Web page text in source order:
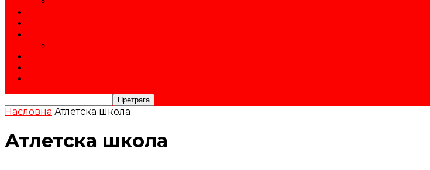
Насловна Атлетска школа
Атлетска школа